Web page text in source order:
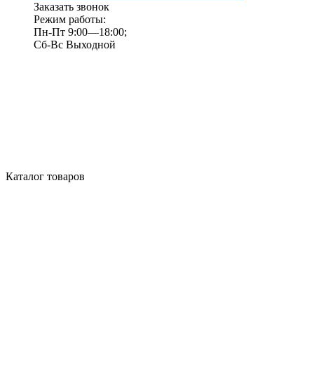
Заказать звонок
Режим работы:
Пн-Пт 9:00—18:00;
Сб-Вс Выходной
Каталог товаров